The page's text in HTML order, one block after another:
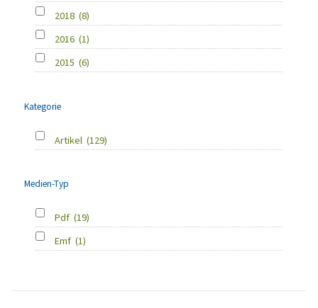
2018 (8)
2016 (1)
2015 (6)
Kategorie
Artikel (129)
Medien-Typ
Pdf (19)
Emf (1)